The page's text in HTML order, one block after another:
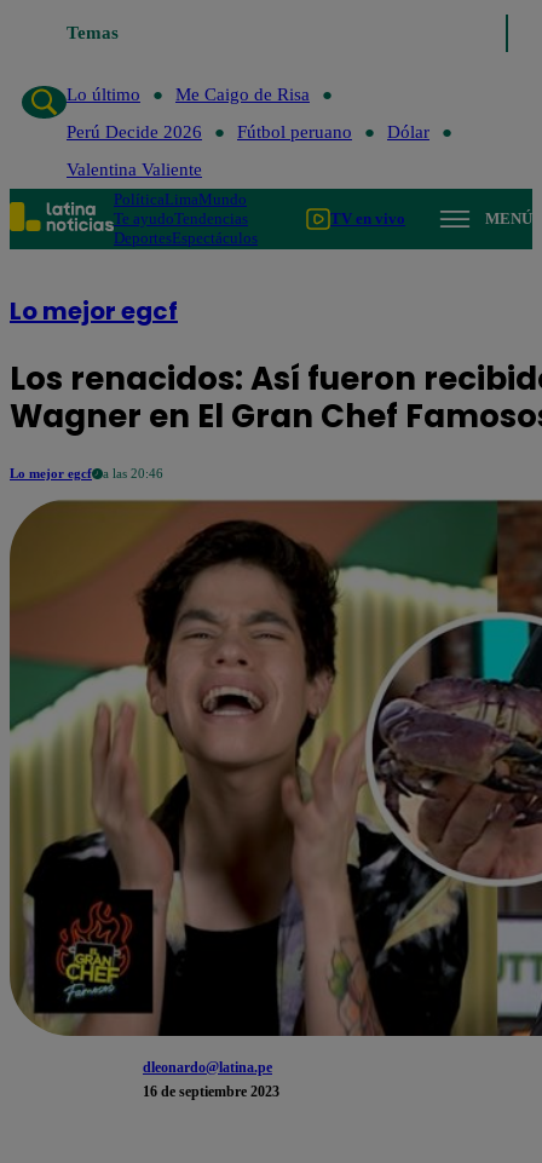
Temas
Lo último
Me Caigo de Risa
Perú Decide 2026
Fútbol peruano
Dólar
Valentina Valiente
PolíticaLimaMundo
Te ayudoTendencias
DeportesEspectáculos
TV en vivo MENÚ
Lo mejor egcf
Los renacidos: Así fueron
Wagner en El Gran Chef
Lo mejor egcf a las 20:46
dleonardo@latina.pe
16 de septiembre 2023